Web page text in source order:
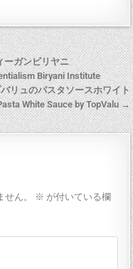
ーガンビリヤニ
Biryani Institute
リュのパスタソースホワイト
White Sauce by TopValu →
ん。 ※ が付いている欄